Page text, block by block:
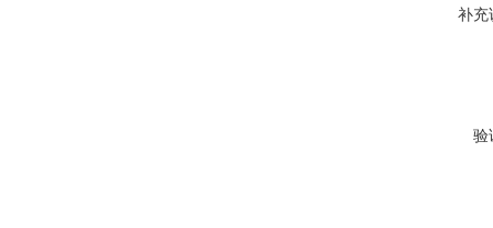
补充
验